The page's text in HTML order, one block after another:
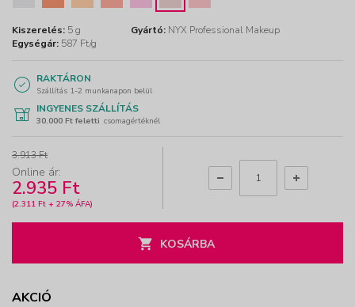
Kiszerelés: 5 g Gyártó: NYX Professional Makeup
Egységár: 587 Ft/g
RAKTÁRON
Szállítás 1-2 munkanapon belül
INGYENES SZÁLLÍTÁS
30.000 Ft feletti csomagértéknél
3.913 Ft
Online ár:
2.935 Ft
(2.311 Ft + 27% ÁFA)
KOSÁRBA
AKCIÓ